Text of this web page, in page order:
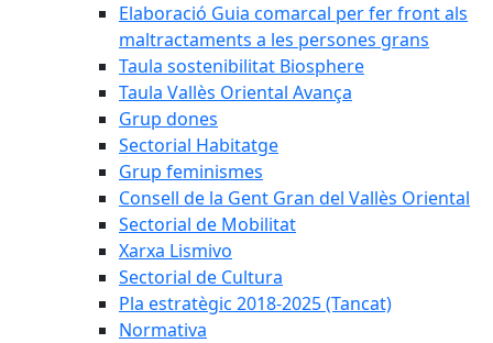
Elaboració Guia comarcal per fer front als
maltractaments a les persones grans
Taula sostenibilitat Biosphere
Taula Vallès Oriental Avança
Grup dones
Sectorial Habitatge
Grup feminismes
Consell de la Gent Gran del Vallès Oriental
Sectorial de Mobilitat
Xarxa Lismivo
Sectorial de Cultura
Pla estratègic 2018-2025 (Tancat)
Normativa